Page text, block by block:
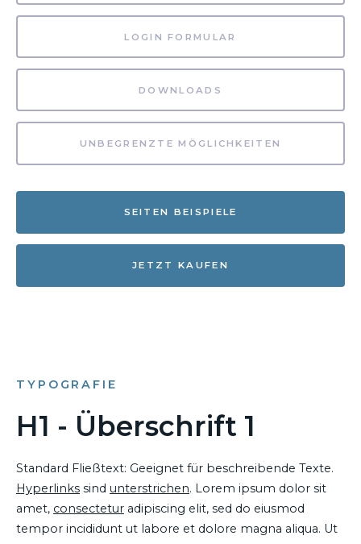
LOGIN FORMULAR
DOWNLOADS
UNBEGRENZTE MÖGLICHKEITEN
SEITEN BEISPIELE
JETZT KAUFEN
TYPOGRAFIE
H1 - Überschrift 1
Standard Fließtext: Geeignet für beschreibende Texte.
Hyperlinks sind unterstrichen. Lorem ipsum dolor sit
amet, consectetur adipiscing elit, sed do eiusmod
tempor incididunt ut labore et dolore magna aliqua. Ut